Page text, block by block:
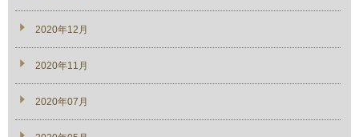
2020年12月
2020年11月
2020年07月